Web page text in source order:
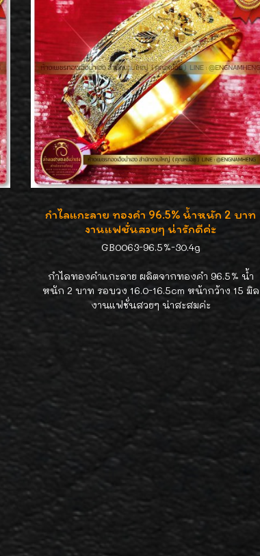
กำไลแกะลาย ทองคำ 96.5% น้ำหนัก 2 บาท
งานแฟชั่นสวยๆ น่ารักดีค่ะ
GB0063-96.5%-30.4g
กำไลทองคำแกะลาย ผลิตจากทองคำ 96.5% น้ำ
หนัก 2 บาท รอบวง 16.0-16.5cm หน้ากว้าง 15 มิล
งานแฟชั่นสวยๆ น่าสะสมค่ะ